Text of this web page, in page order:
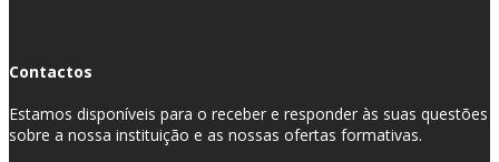
Contactos
Estamos disponíveis para o receber e responder às suas questões
sobre a nossa instituição e as nossas ofertas formativas.